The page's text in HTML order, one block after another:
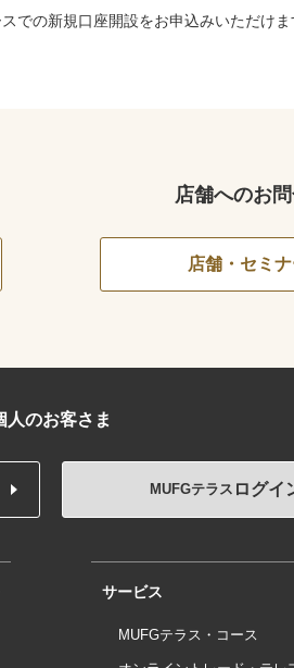
での新規口座開設をお申込みいただけま
店舗へのお
店舗・セミ
人のお客さま
MUFGテラス ログイ
サービス
MUFGテラス・コース